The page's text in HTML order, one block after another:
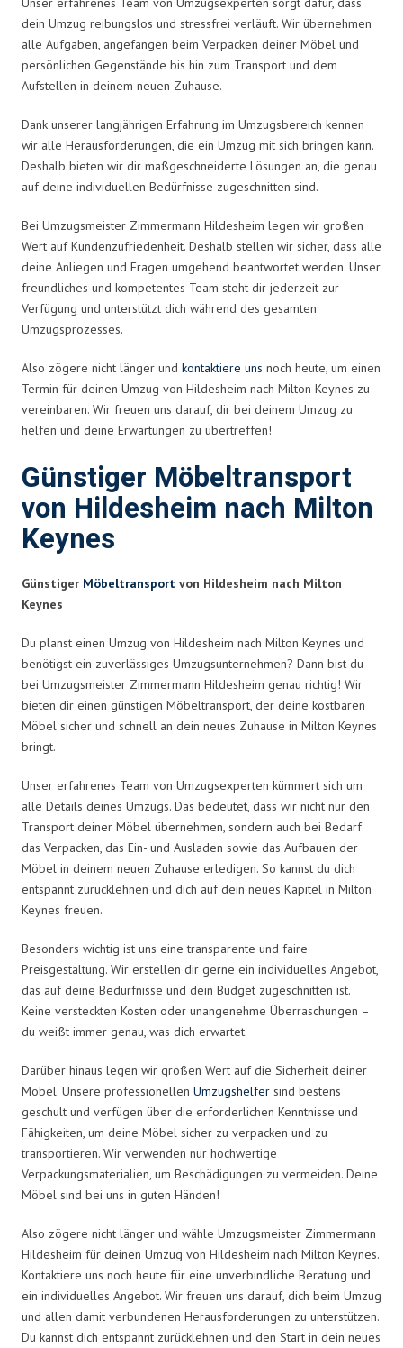
dein Umzug reibungslos und stressfrei verläuft. Wir übernehmen
alle Aufgaben, angefangen beim Verpacken deiner Möbel und
persönlichen Gegenstände bis hin zum Transport und dem
Aufstellen in deinem neuen Zuhause.
Dank unserer langjährigen Erfahrung im Umzugsbereich kennen
wir alle Herausforderungen, die ein Umzug mit sich bringen kann.
Deshalb bieten wir dir maßgeschneiderte Lösungen an, die genau
auf deine individuellen Bedürfnisse zugeschnitten sind.
Bei Umzugsmeister Zimmermann Hildesheim legen wir großen
Wert auf Kundenzufriedenheit. Deshalb stellen wir sicher, dass alle
deine Anliegen und Fragen umgehend beantwortet werden. Unser
freundliches und kompetentes Team steht dir jederzeit zur
Verfügung und unterstützt dich während des gesamten
Umzugsprozesses.
Also zögere nicht länger und kontaktiere uns noch heute, um einen
Termin für deinen Umzug von Hildesheim nach Milton Keynes zu
vereinbaren. Wir freuen uns darauf, dir bei deinem Umzug zu
helfen und deine Erwartungen zu übertreffen!
Günstiger Möbeltransport
von Hildesheim nach Milton
Keynes
Günstiger Möbeltransport von Hildesheim nach Milton
Keynes
Du planst einen Umzug von Hildesheim nach Milton Keynes und
benötigst ein zuverlässiges Umzugsunternehmen? Dann bist du
bei Umzugsmeister Zimmermann Hildesheim genau richtig! Wir
bieten dir einen günstigen Möbeltransport, der deine kostbaren
Möbel sicher und schnell an dein neues Zuhause in Milton Keynes
bringt.
Unser erfahrenes Team von Umzugsexperten kümmert sich um
alle Details deines Umzugs. Das bedeutet, dass wir nicht nur den
Transport deiner Möbel übernehmen, sondern auch bei Bedarf
das Verpacken, das Ein- und Ausladen sowie das Aufbauen der
Möbel in deinem neuen Zuhause erledigen. So kannst du dich
entspannt zurücklehnen und dich auf dein neues Kapitel in Milton
Keynes freuen.
Besonders wichtig ist uns eine transparente und faire
Preisgestaltung. Wir erstellen dir gerne ein individuelles Angebot,
das auf deine Bedürfnisse und dein Budget zugeschnitten ist.
Keine versteckten Kosten oder unangenehme Überraschungen –
du weißt immer genau, was dich erwartet.
Darüber hinaus legen wir großen Wert auf die Sicherheit deiner
Möbel. Unsere professionellen Umzugshelfer sind bestens
geschult und verfügen über die erforderlichen Kenntnisse und
Fähigkeiten, um deine Möbel sicher zu verpacken und zu
transportieren. Wir verwenden nur hochwertige
Verpackungsmaterialien, um Beschädigungen zu vermeiden. Deine
Möbel sind bei uns in guten Händen!
Also zögere nicht länger und wähle Umzugsmeister Zimmermann
Hildesheim für deinen Umzug von Hildesheim nach Milton Keynes.
Kontaktiere uns noch heute für eine unverbindliche Beratung und
ein individuelles Angebot. Wir freuen uns darauf, dich beim Umzug
und allen damit verbundenen Herausforderungen zu unterstützen.
Du kannst dich entspannt zurücklehnen und den Start in dein neues